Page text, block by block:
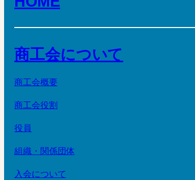
商工会について
商工会概要
商工会役割
役員
組織・関係団体
入会について